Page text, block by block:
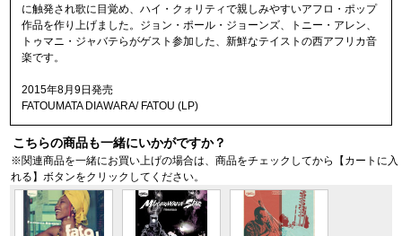
に触発され歌に目覚め、ハイ・クォリティで親しみやすいアフロ・ポップ
作品を作り上げました。ジョン・ポール・ジョーンズ、トニー・アレン、
トゥマニ・ジャバテらがゲスト参加した、新鮮なテイストの西アフリカ音
楽です。
2015年8月9日発売
FATOUMATA DIAWARA/ FATOU (LP)
こちらの商品も一緒にいかがですか？
※関連商品を一緒にお買い上げの場合は、商品をチェックしてから【カートに入
れる】ボタンをクリックしてください。